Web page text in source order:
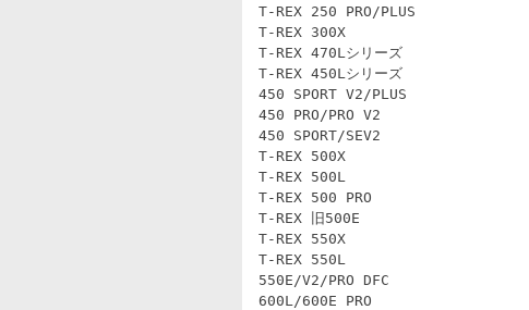
T-REX 250 PRO/PLUS
T-REX 300X
T-REX 470Lシリーズ
T-REX 450Lシリーズ
450 SPORT V2/PLUS
450 PRO/PRO V2
450 SPORT/SEV2
T-REX 500X
T-REX 500L
T-REX 500 PRO
T-REX 旧500E
T-REX 550X
T-REX 550L
550E/V2/PRO DFC
600L/600E PRO